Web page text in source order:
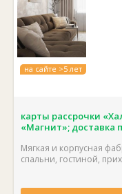
на сайте >5 лет
карты рассрочки
«Магнит»; доставка
Мягкая и корпусная
спальни, гостиной,